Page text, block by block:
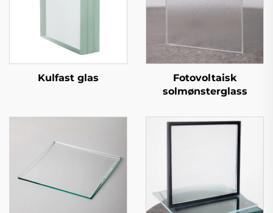
Kulfast glas
Fotovoltaisk
solmønsterglass